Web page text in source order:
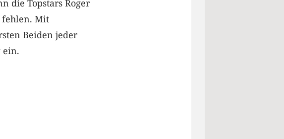
die Topstars Roger
fehlen. Mit
Beiden jeder
ein.